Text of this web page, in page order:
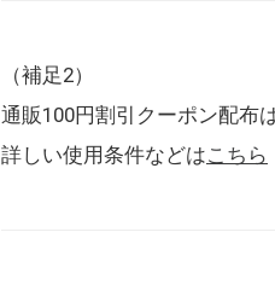
（補足2）
通販100円割引クーポン配布
詳しい使用条件などはこちら